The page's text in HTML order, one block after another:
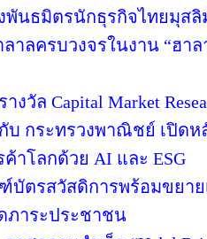
พันธมิตรนักธุรกิจไทยมุส
าลครบวงจรในงาน “ฮา
งวัล Capital Market
กระทรวงพาณิชย์ เปิดหลั
าโลกด้วย AI และ ESG
บัตรสวัสดิการพร้อมขยา
ภาระประชาชน